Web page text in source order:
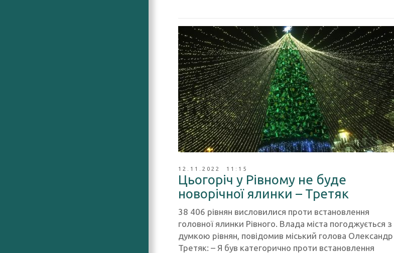
12.11.2022 11:15
Цьогоріч у Рівному не буде
новорічної ялинки – Третяк
38 406 рівнян висловилися проти встановлення
головної ялинки Рівного. Влада міста погоджується з
думкою рівнян, повідомив міський голова Олександр
Третяк: – Я був категорично проти встановлення